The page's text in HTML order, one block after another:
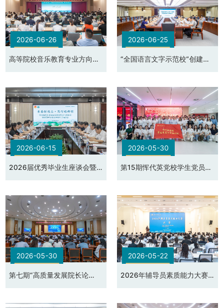
2026-06-26
高等院校音乐教育专业方向课
2026-06-25
“全国语言文字示范校”创建暨
2026-06-15
2026届优秀毕业生座谈会暨
2026-05-30
第15期恽代英党校学生党员示
2026-05-30
第七期“高质量发展院长论
2026-05-22
2026年辅导员素质能力大赛